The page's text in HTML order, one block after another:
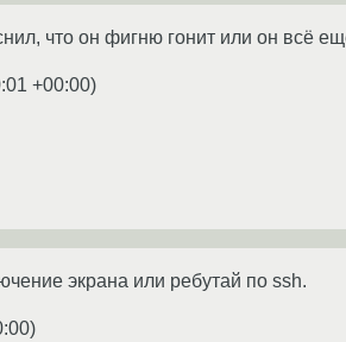
что он фигню гонит или он всё
+00:00)
экрана или ребутай по ssh.
)